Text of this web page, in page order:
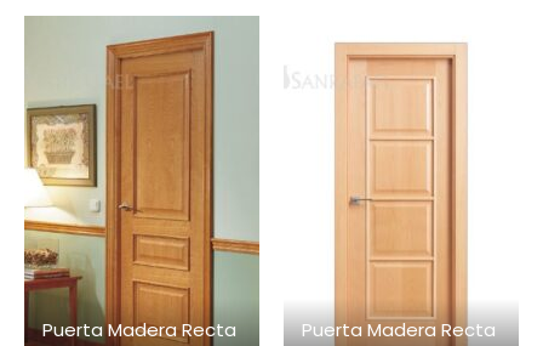
Puerta Madera Recta
Puerta Madera Recta